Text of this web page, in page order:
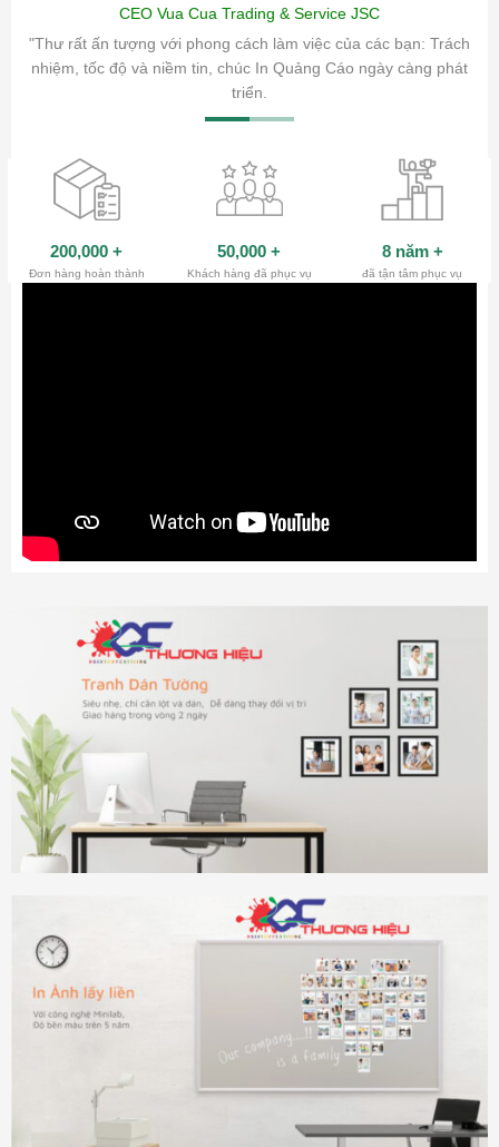
CEO Vua Cua Trading & Service JSC
"Thư rất ấn tượng với phong cách làm việc của các bạn: Trách
nhiệm, tốc độ và niềm tin, chúc In Quảng Cáo ngày càng phát
triển.
sóc
200,000 +
Đơn hàng hoàn thành
50,000 +
Khách hàng đã phục vụ
8 năm +
đã tận tâm phục vụ